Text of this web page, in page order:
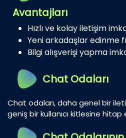
Avantajları
Hızlı ve kolay iletişim
Yeni arkadaşlar edinme
Bilgi alışverişi yapma
Chat Odaları
Chat odaları, daha genel bir
geniş bir kullanıcı kitlesine hitap